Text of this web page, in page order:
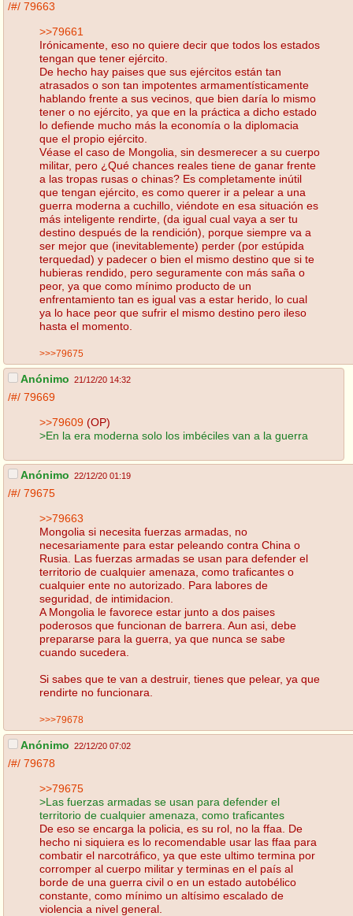
/#/ 79663
>>79661
Irónicamente, eso no quiere decir que todos los estados
tengan que tener ejército.
De hecho hay paises que sus ejércitos están tan
atrasados o son tan impotentes armamentísticamente
hablando frente a sus vecinos, que bien daría lo mismo
tener o no ejército, ya que en la práctica a dicho estado
lo defiende mucho más la economía o la diplomacia
que el propio ejército.
Véase el caso de Mongolia, sin desmerecer a su cuerpo
militar, pero ¿Qué chances reales tiene de ganar frente
a las tropas rusas o chinas? Es completamente inútil
que tengan ejército, es como querer ir a pelear a una
guerra moderna a cuchillo, viéndote en esa situación es
más inteligente rendirte, (da igual cual vaya a ser tu
destino después de la rendición), porque siempre va a
ser mejor que (inevitablemente) perder (por estúpida
terquedad) y padecer o bien el mismo destino que si te
hubieras rendido, pero seguramente con más saña o
peor, ya que como mínimo producto de un
enfrentamiento tan es igual vas a estar herido, lo cual
ya lo hace peor que sufrir el mismo destino pero ileso
hasta el momento.
>>>79675
Anónimo 21/12/20 14:32
/#/ 79669
>>79609 (OP)
>En la era moderna solo los imbéciles van a la guerra
Anónimo 22/12/20 01:19
/#/ 79675
>>79663
Mongolia si necesita fuerzas armadas, no
necesariamente para estar peleando contra China o
Rusia. Las fuerzas armadas se usan para defender el
territorio de cualquier amenaza, como traficantes o
cualquier ente no autorizado. Para labores de
seguridad, de intimidacion.
A Mongolia le favorece estar junto a dos paises
poderosos que funcionan de barrera. Aun asi, debe
prepararse para la guerra, ya que nunca se sabe
cuando sucedera.
Si sabes que te van a destruir, tienes que pelear, ya que
rendirte no funcionara.
>>>79678
Anónimo 22/12/20 07:02
/#/ 79678
>>79675
>Las fuerzas armadas se usan para defender el
territorio de cualquier amenaza, como traficantes
De eso se encarga la policia, es su rol, no la ffaa. De
hecho ni siquiera es lo recomendable usar las ffaa para
combatir el narcotráfico, ya que este ultimo termina por
corromper al cuerpo militar y terminas en el país al
borde de una guerra civil o en un estado autobélico
constante, como mínimo un altísimo escalado de
violencia a nivel general.